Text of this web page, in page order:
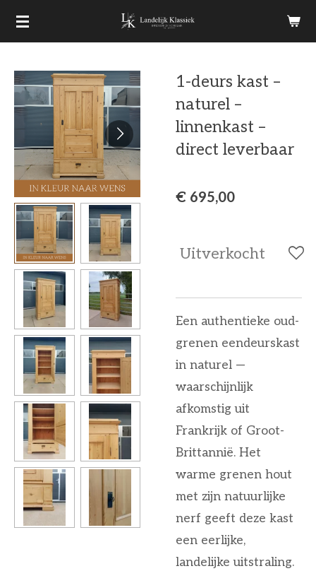
Ga
direct
de
hoofdinhoud
1-deurs kast –
naturel –
linnenkast –
direct leverbaar
€ 695,00
Uitverkocht
Een authentieke oud-
grenen eendeurskast
in naturel —
waarschijnlijk
afkomstig uit
Frankrijk of Groot-
Brittannië. Het
warme grenen hout
met zijn natuurlijke
nerf geeft deze kast
een eerlijke,
landelijke uitstraling.